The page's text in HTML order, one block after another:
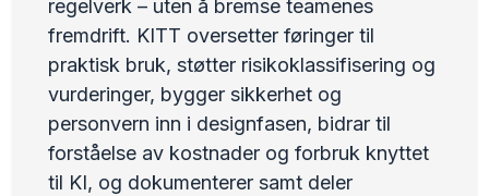
regelverk – uten å bremse teamenes
fremdrift. KITT oversetter føringer til
praktisk bruk, støtter risikoklassifisering og
vurderinger, bygger sikkerhet og
personvern inn i designfasen, bidrar til
forståelse av kostnader og forbruk knyttet
til KI, og dokumenterer samt deler